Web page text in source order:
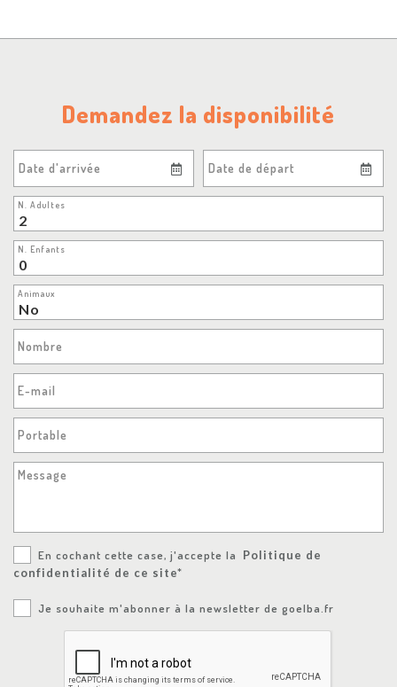
Demandez la disponibilité
Date d'arrivée Date de départ
N. Adultes
N. Enfants
Animaux
Nombre
E-mail
Portable
Message
En cochant cette case, j'accepte la
Politique de
confidentialité de ce site*
Je souhaite m'abonner à la newsletter de goelba.fr